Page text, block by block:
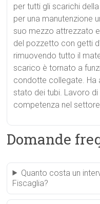
per tutti gli scarichi
per una manutenzione
suo mezzo attrezzato
del pozzetto con getti
rimuovendo tutto il
scarico è tornato a
condotte collegate. Ha
stato dei tubi. Lavoro
competenza nel
Domande
Quanto costa un
Fiscaglia?